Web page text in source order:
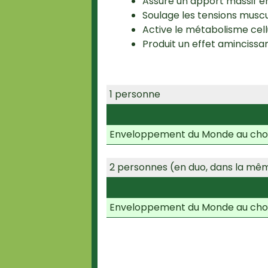
Soulage les tensions
Active le métabolisme
Produit un effet
1 personne
Enveloppement du Monde au
2 personnes (en duo, dans la
Enveloppement du Monde au